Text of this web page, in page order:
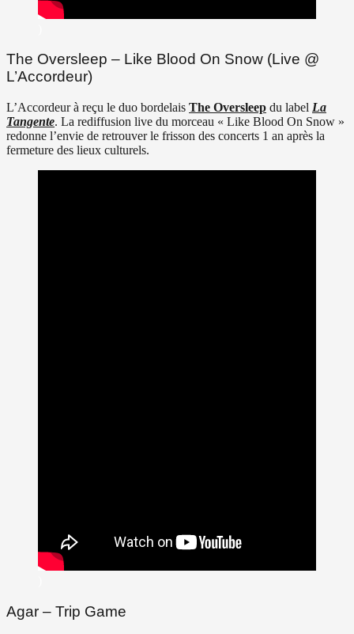
The Oversleep – Like Blood On Snow (Live @
L’Accordeur)
L’Accordeur à reçu le duo bordelais The Oversleep du label La
Tangente. La rediffusion live du morceau « Like Blood On Snow »
redonne l’envie de retrouver le frisson des concerts 1 an après la
fermeture des lieux culturels.
Agar – Trip Game